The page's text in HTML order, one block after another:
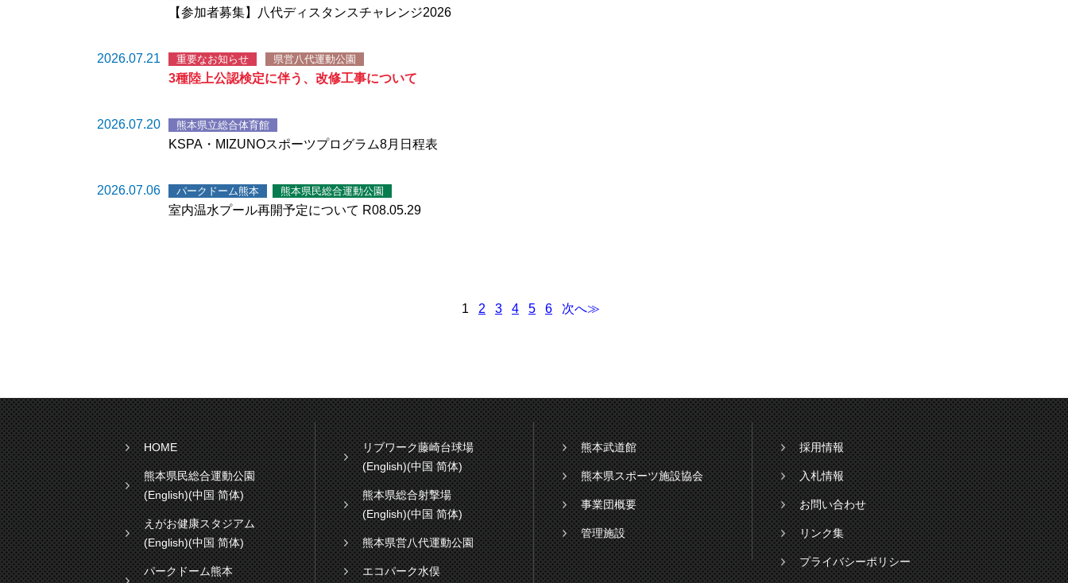
【参加者募集】八代ディスタンスチャレンジ2026
2026.07.21 重要なお知らせ 県営八代運動公園
3種陸上公認検定に伴う、改修工事について
2026.07.20 熊本県立総合体育館
KSPA・MIZUNOスポーツプログラム8月日程表
2026.07.06 パークドーム熊本 熊本県民総合運動公園
室内温水プール再開予定について R08.05.29
1 2 3 4 5 6 次へ≫
HOME
熊本県民総合運動公園
(English)(中国 简体)
えがお健康スタジアム
(English)(中国 简体)
パークドーム熊本
リブワーク藤崎台球場
(English)(中国 简体)
熊本県総合射撃場
(English)(中国 简体)
熊本県営八代運動公園
エコパーク水俣
熊本武道館
熊本県スポーツ施設協会
事業団概要
管理施設
採用情報
入札情報
お問い合わせ
リンク集
プライバシーポリシー